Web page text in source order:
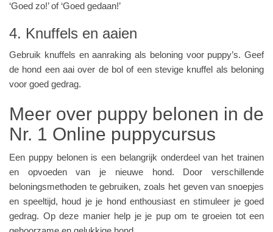
‘Goed zo!’ of ‘Goed gedaan!’
4. Knuffels en aaien
Gebruik knuffels en aanraking als beloning voor puppy’s. Geef
de hond een aai over de bol of een stevige knuffel als beloning
voor goed gedrag.
Meer over puppy belonen in de
Nr. 1 Online puppycursus
Een puppy belonen is een belangrijk onderdeel van het trainen
en opvoeden van je nieuwe hond. Door verschillende
beloningsmethoden te gebruiken, zoals het geven van snoepjes
en speeltijd, houd je je hond enthousiast en stimuleer je goed
gedrag. Op deze manier help je je pup om te groeien tot een